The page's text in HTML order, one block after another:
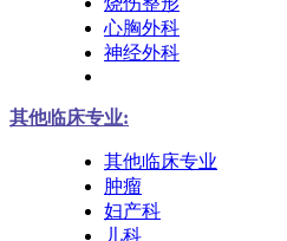
心胸外科
神经外科
其他临床专业:
其他临床专业
肿瘤
妇产科
儿科